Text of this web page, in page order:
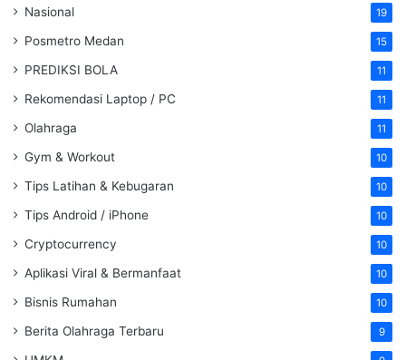
Nasional 19
Posmetro Medan 15
PREDIKSI BOLA 11
Rekomendasi Laptop / PC 11
Olahraga 11
Gym & Workout 10
Tips Latihan & Kebugaran 10
Tips Android / iPhone 10
Cryptocurrency 10
Aplikasi Viral & Bermanfaat 10
Bisnis Rumahan 10
Berita Olahraga Terbaru 9